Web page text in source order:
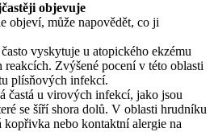
objevuje
objeví, může napovědět, co ji
často vyskytuje u atopického ekzému
Zvýšené pocení v této oblasti
plísňových infekcí.
častá u virových infekcí, jako jsou
se šíří shora dolů. V oblasti hrudníku
kopřivka nebo kontaktní alergie na